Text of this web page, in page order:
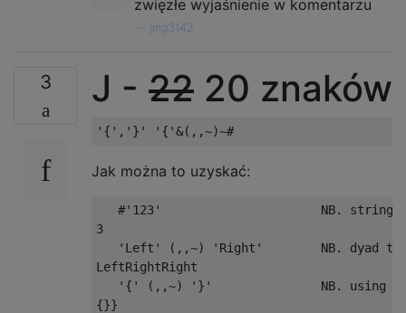
zwięzłe wyjaśnienie w komentarzu
jing3142
3 J - 22 20 znaków
Jak można to uzyskać:
#'123'                      NB. string
3
'Left' (,,~) 'Right'        NB. dyad to
LeftRightRight
'{' (,,~) '}'               NB. using
{}}